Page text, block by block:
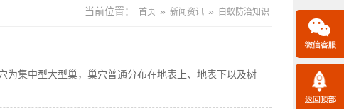
当前位置： 首页 » 新闻资讯 » 白蚁防治知识
为集中型大型巢，巢穴普通分布在地表上、地表下以及树